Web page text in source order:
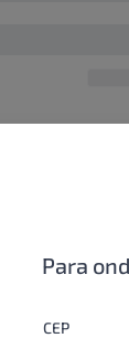
Para
CEP